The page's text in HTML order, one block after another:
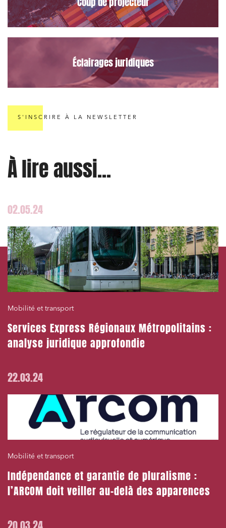
Éclairages juridiques
S'INSCRIRE À LA NEWSLETTER
À lire aussi...
02.05.24
Mobilité et transport
Services Express Régionaux Métropolitains :
analyse juridique approfondie
22.03.24
Mobilité et transport
Indépendance et garantie de pluralisme :
l’ARCOM doit veiller au-delà des apparences
Urbanisme et aménagement
Droit des sociétés et Fusions-Acquisitions